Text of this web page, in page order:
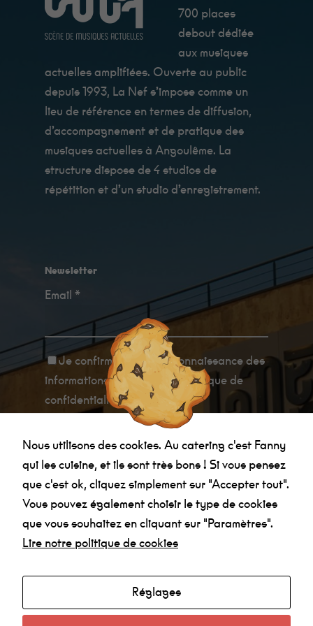
700 places
debout dédiée
aux musiques
actuelles amplifiées. Ouverte au public
depuis 1993, La Nef s’impose comme un
lieu de référence en termes de diffusion,
d’accompagnement et de pratique des
musiques actuelles à Angoulême. La
structure dispose de 4 studios de
répétition et d’un studio d’enregistrement.
Newsletter
Email *
Je confirme avoir pris connaissance des
informations relatives à la politique de
confidentialité.
Agenda
Made in la Nef
Nous utilisons des cookies. Au catering c'est Fanny
qui les cuisine, et ils sont très bons ! Si vous pensez
que c'est ok, cliquez simplement sur "Accepter tout".
Vous pouvez également choisir le type de cookies
que vous souhaitez en cliquant sur "Paramètres".
Lire notre politique de cookies
Réglages
le site Web
est utilisé.
Expérience
site Web
fonctionne au
votre visite. Si
vous refusez
ces cookies,
certaines
disparaîtront
partageant
vos intérêts et
votre
comportement
lorsque vous
augmentez
les chances
de voir du
contenu et
des offres
personnalisés.